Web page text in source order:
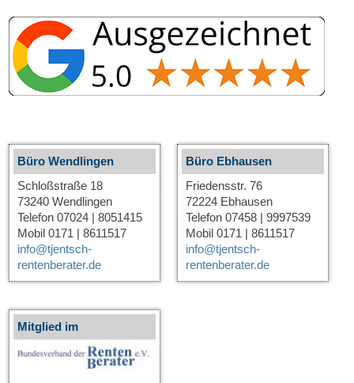
Büro Wendlingen
Schloßstraße 18
73240 Wendlingen
Telefon 07024 | 8051415
Mobil 0171 | 8611517
info@tjentsch-
rentenberater.de
Büro Ebhausen
Friedensstr. 76
72224 Ebhausen
Telefon 07458 | 9997539
Mobil 0171 | 8611517
info@tjentsch-
rentenberater.de
Mitglied im